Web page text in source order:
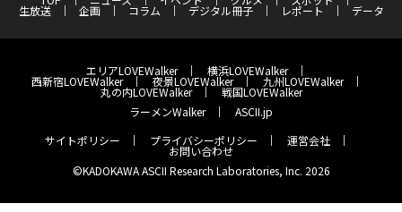
生放送 企画 コラム デジタル冊子 レポート データ
エリアLOVEWalker 横浜LOVEWalker
西新宿LOVEWalker 夜景LOVEWalker 九州LOVEWalker
丸の内LOVEWalker
戦国LOVEWalker
ラーメンWalker
ASCII.jp
サイトポリシー
プライバシーポリシー 運営会社
お問い合わせ
©KADOKAWA ASCII Research Laboratories, Inc. 2026